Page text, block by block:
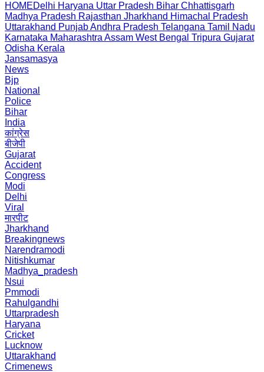
HOMEDelhi Haryana Uttar Pradesh Bihar Chhattisgarh
Madhya Pradesh Rajasthan Jharkhand Himachal Pradesh
Uttarakhand PunjabAndhra Pradesh Telangana Tamil Nadu
Karnataka Maharashtra Assam West Bengal Tripura Gujarat
Odisha Kerala
Jansamasya
News
Bjp
National
Police
Bihar
India
कांग्रेस
बीजेपी
Gujarat
Accident
Congress
Modi
Delhi
Viral
मारपीट
Jharkhand
Breakingnews
Narendramodi
Nitishkumar
Madhya_pradesh
Nsui
Pmmodi
Rahulgandhi
Uttarpradesh
Haryana
Cricket
Lucknow
Uttarakhand
Crimenews